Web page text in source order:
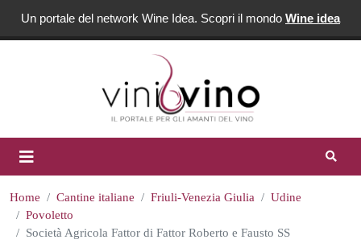
Un portale del network Wine Idea. Scopri il mondo Wine idea
Home Cantine italiane Friuli-Venezia Giulia
Udine
Povoletto
Società Agricola Fattor di Fattor Roberto e Fausto SS